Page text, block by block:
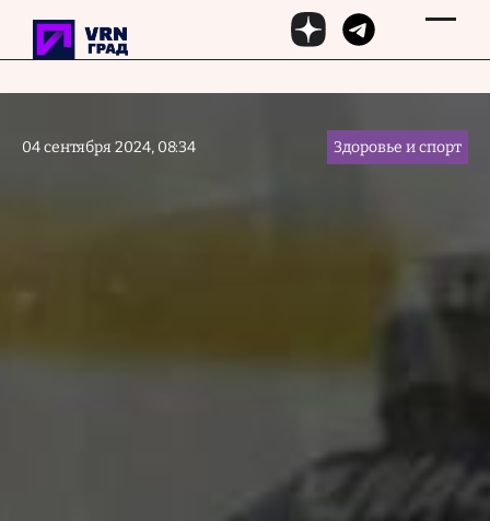
Перейти к основному содержанию
04 сентября 2024, 08:34 Здоровье и спорт